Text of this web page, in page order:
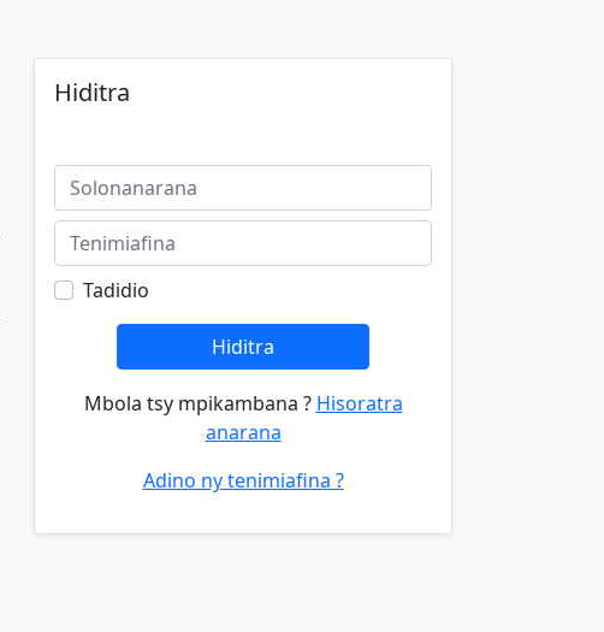
Hiditra
Tadidio
Hiditra
Mbola tsy mpikambana ? Hisoratra
anarana
Adino ny tenimiafina ?